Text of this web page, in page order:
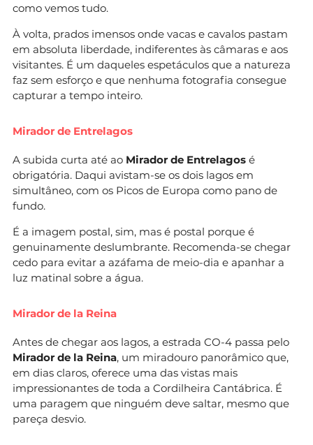
como vemos tudo.
À volta, prados imensos onde vacas e cavalos pastam
em absoluta liberdade, indiferentes às câmaras e aos
visitantes. É um daqueles espetáculos que a natureza
faz sem esforço e que nenhuma fotografia consegue
capturar a tempo inteiro.
Mirador de Entrelagos
A subida curta até ao Mirador de Entrelagos é
obrigatória. Daqui avistam-se os dois lagos em
simultâneo, com os Picos de Europa como pano de
fundo.
É a imagem postal, sim, mas é postal porque é
genuinamente deslumbrante. Recomenda-se chegar
cedo para evitar a azáfama de meio-dia e apanhar a
luz matinal sobre a água.
Mirador de la Reina
Antes de chegar aos lagos, a estrada CO-4 passa pelo
Mirador de la Reina, um miradouro panorâmico que,
em dias claros, oferece uma das vistas mais
impressionantes de toda a Cordilheira Cantábrica. É
uma paragem que ninguém deve saltar, mesmo que
pareça desvio.